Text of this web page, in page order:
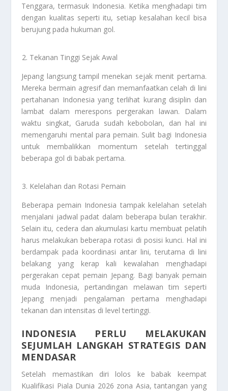
Tenggara, termasuk Indonesia. Ketika menghadapi tim
dengan kualitas seperti itu, setiap kesalahan kecil bisa
berujung pada hukuman gol.
Tekanan Tinggi Sejak Awal
Jepang langsung tampil menekan sejak menit pertama.
Mereka bermain agresif dan memanfaatkan celah di lini
pertahanan Indonesia yang terlihat kurang disiplin dan
lambat dalam merespons pergerakan lawan. Dalam
waktu singkat, Garuda sudah kebobolan, dan hal ini
memengaruhi mental para pemain. Sulit bagi Indonesia
untuk membalikkan momentum setelah tertinggal
beberapa gol di babak pertama.
Kelelahan dan Rotasi Pemain
Beberapa pemain Indonesia tampak kelelahan setelah
menjalani jadwal padat dalam beberapa bulan terakhir.
Selain itu, cedera dan akumulasi kartu membuat pelatih
harus melakukan beberapa rotasi di posisi kunci. Hal ini
berdampak pada koordinasi antar lini, terutama di lini
belakang yang kerap kali kewalahan menghadapi
pergerakan cepat pemain Jepang. Bagi banyak pemain
muda Indonesia, pertandingan melawan tim seperti
Jepang menjadi pengalaman pertama menghadapi
tekanan dan intensitas di level tertinggi.
INDONESIA PERLU MELAKUKAN
SEJUMLAH LANGKAH STRATEGIS DAN
MENDASAR
Setelah memastikan diri lolos ke babak keempat
Kualifikasi Piala Dunia 2026 zona Asia, tantangan yang